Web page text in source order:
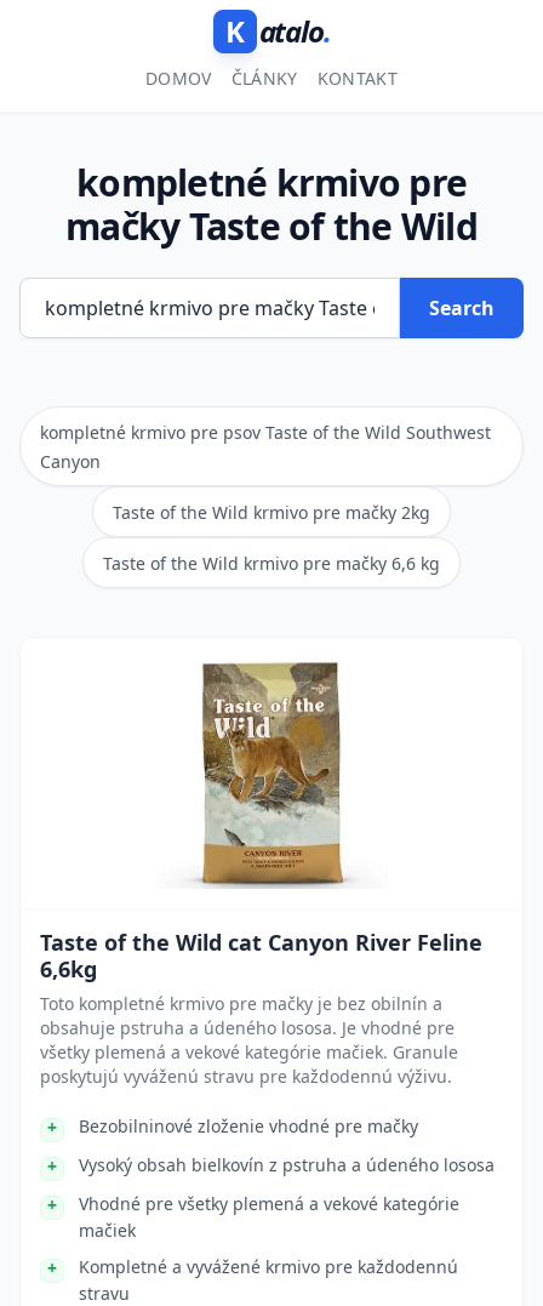
K atalo.
DOMOV ČLÁNKY KONTAKT
kompletné krmivo pre
mačky Taste of the Wild
Search
kompletné krmivo pre psov Taste of the Wild Southwest
Canyon
Taste of the Wild krmivo pre mačky 2kg
Taste of the Wild krmivo pre mačky 6,6 kg
Taste of the Wild cat Canyon River Feline
6,6kg
Toto kompletné krmivo pre mačky je bez obilnín a
obsahuje pstruha a údeného lososa. Je vhodné pre
všetky plemená a vekové kategórie mačiek. Granule
poskytujú vyváženú stravu pre každodennú výživu.
Bezobilninové zloženie vhodné pre mačky
Vysoký obsah bielkovín z pstruha a údeného lososa
Vhodné pre všetky plemená a vekové kategórie
mačiek
Kompletné a vyvážené krmivo pre každodennú
stravu